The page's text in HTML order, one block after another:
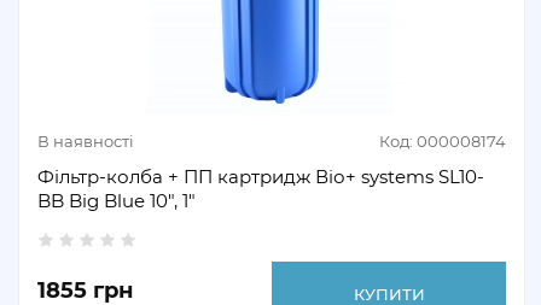
В наявності Код: 000008174
Фільтр-колба + ПП картридж Віо+ systems SL10-
BB Big Blue 10", 1"
1855 грн КУПИТИ